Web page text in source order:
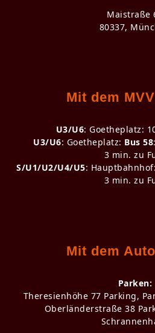
Maistraße
80337,
Mit dem
U3/U6: Goetheplatz:
U3/U6: Goetheplatz: Bus 58
3 min. zu
S/U1/U2/U4/U5:
3 min. zu
Mit dem
Parken:
Theresienhöhe 77 Parking,
Oberländerstraße 38